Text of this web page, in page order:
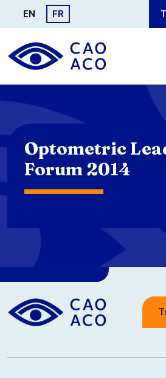
Aller
EN FR
Optometric
Forum 2014